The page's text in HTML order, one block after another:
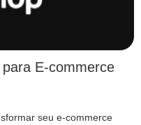
E-commerce
seu e-commerce